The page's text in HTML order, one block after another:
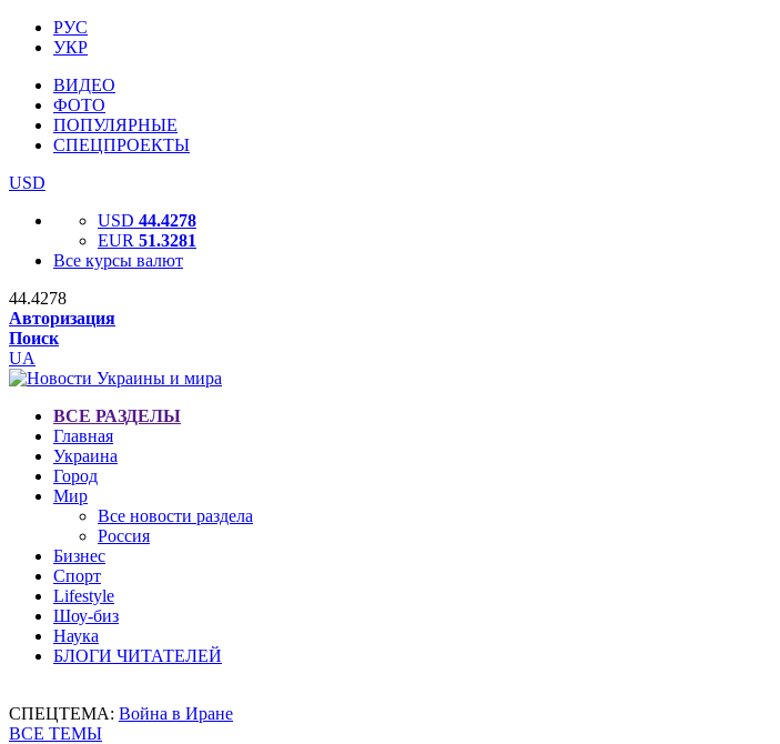
РУС
УКР
ВИДЕО
ФОТО
ПОПУЛЯРНЫЕ
СПЕЦПРОЕКТЫ
USD
USD 44.4278
EUR 51.3281
Все курсы валют
44.4278
Авторизация
Поиск
UA
ВСЕ РАЗДЕЛЫ
Главная
Украина
Город
Мир
Все новости раздела
Россия
Бизнес
Спорт
Lifestyle
Шоу-биз
Наука
БЛОГИ ЧИТАТЕЛЕЙ
СПЕЦТЕМА: Война в Иране
ВСЕ ТЕМЫ